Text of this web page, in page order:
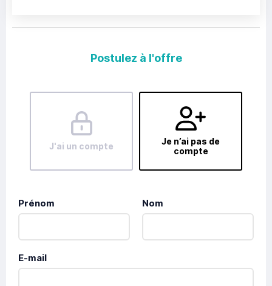
Postulez à l'offre
J'ai un compte
Je n’ai pas de
compte
Prénom Nom
E-mail